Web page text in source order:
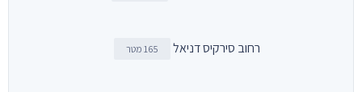
רחוב סירקיס דניאל 165 מטר